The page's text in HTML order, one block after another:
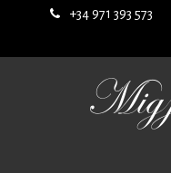
+34 971 393 573